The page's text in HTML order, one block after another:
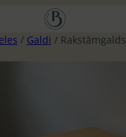
/ Galdi / Rakstāmgalds